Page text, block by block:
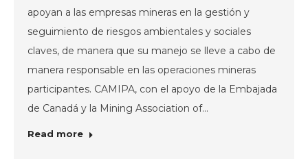
apoyan a las empresas mineras en la gestión y
seguimiento de riesgos ambientales y sociales
claves, de manera que su manejo se lleve a cabo de
manera responsable en las operaciones mineras
participantes. CAMIPA, con el apoyo de la Embajada
de Canadá y la Mining Association of…
Read more